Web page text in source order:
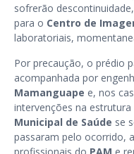
sofrerão
para o Centro de
laboratoriais,
Por precaução, o prédio
acompanhada por
Mamanguape e, nos
intervenções na estrutura
Municipal de Saúde se
passaram pelo ocorrido,